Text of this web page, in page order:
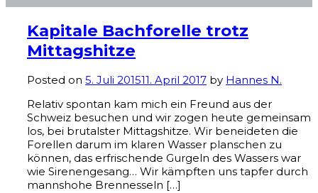
Kapitale Bachforelle trotz
Mittagshitze
Posted on 5. Juli 201511. April 2017 by Hannes N.
Relativ spontan kam mich ein Freund aus der
Schweiz besuchen und wir zogen heute gemeinsam
los, bei brutalster Mittagshitze. Wir beneideten die
Forellen darum im klaren Wasser planschen zu
können, das erfrischende Gurgeln des Wassers war
wie Sirenengesang… Wir kämpften uns tapfer durch
mannshohe Brennesseln […]